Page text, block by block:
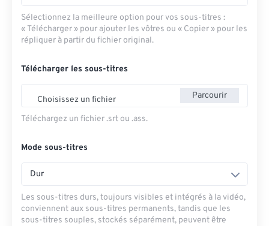
Sélectionnez la meilleure option pour vos sous-titres :
« Télécharger » pour ajouter les vôtres ou « Copier » pour les
répliquer à partir du fichier original.
Télécharger les sous-titres
Choisissez un fichier Parcourir
Téléchargez un fichier .srt ou .ass.
Mode sous-titres
Dur
Les sous-titres durs, toujours visibles et intégrés à la vidéo,
conviennent aux sous-titres permanents, tandis que les
sous-titres souples, stockés séparément, peuvent être